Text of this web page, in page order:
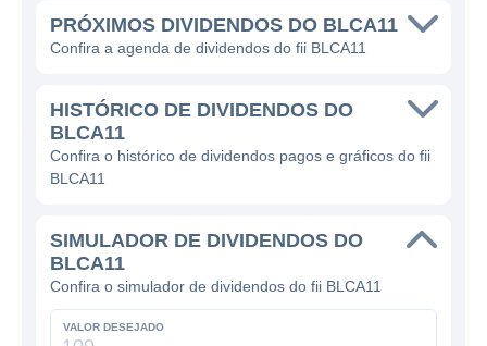
PRÓXIMOS DIVIDENDOS DO BLCA11
Confira a agenda de dividendos do fii BLCA11
HISTÓRICO DE DIVIDENDOS DO
BLCA11
Confira o histórico de dividendos pagos e gráficos do fii
BLCA11
SIMULADOR DE DIVIDENDOS DO
BLCA11
Confira o simulador de dividendos do fii BLCA11
VALOR DESEJADO